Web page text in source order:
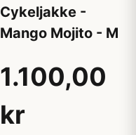
Cykeljakke -
Mango Mojito - M
1.100,00
kr